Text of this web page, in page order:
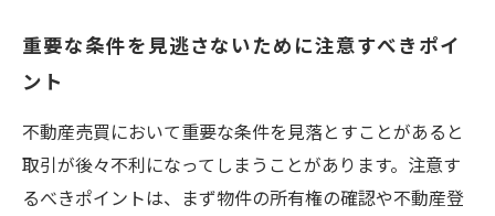
重要な条件を見逃さないために注意すべきポイ
ント
不動産売買において重要な条件を見落とすことがあると
取引が後々不利になってしまうことがあります。注意す
るべきポイントは、まず物件の所有権の確認や不動産登